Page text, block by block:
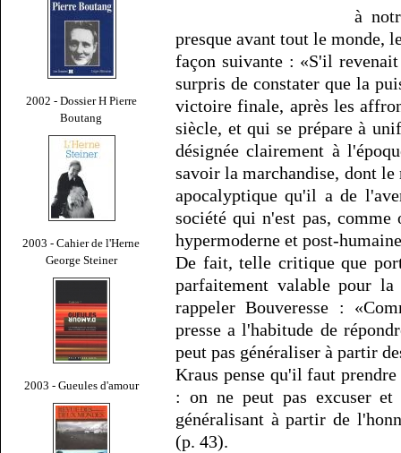
2002 - Dossier H Pierre
Boutang
2003 - Cahier de l'Herne
George Steiner
2003 - Gueules d'amour
à
presque avant tout le monde,
façon suivante : «S'il
surpris de constater que la
victoire finale, après les
siècle, et qui se prépare à
désignée clairement à
savoir la marchandise, dont
apocalyptique qu'il a de
société qui n'est pas,
hypermoderne et post-
De fait, telle critique que
parfaitement valable pour
rappeler Bouveresse :
presse a l'habitude de
peut pas généraliser à partir
Kraus pense qu'il faut prendre
: on ne peut pas excuser et
généralisant à partir de
(p. 43).